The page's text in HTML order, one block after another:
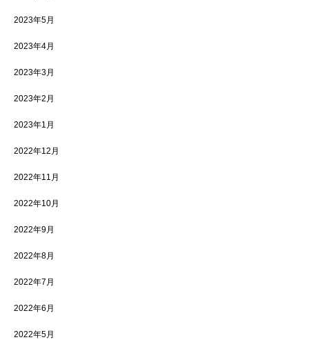
2023年5月
2023年4月
2023年3月
2023年2月
2023年1月
2022年12月
2022年11月
2022年10月
2022年9月
2022年8月
2022年7月
2022年6月
2022年5月